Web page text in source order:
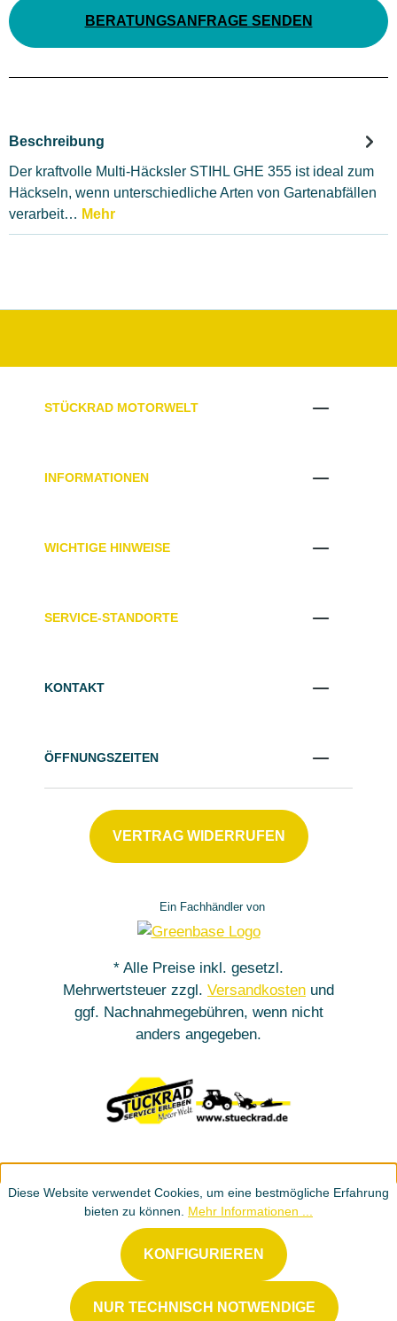
BERATUNGSANFRAGE SENDEN
Beschreibung
Der kraftvolle Multi-Häcksler STIHL GHE 355 ist ideal zum
Häckseln, wenn unterschiedliche Arten von Gartenabfällen
verarbeit… Mehr
STÜCKRAD MOTORWELT
INFORMATIONEN
WICHTIGE HINWEISE
SERVICE-STANDORTE
KONTAKT
ÖFFNUNGSZEITEN
VERTRAG WIDERRUFEN
Ein Fachhändler von
* Alle Preise inkl. gesetzl.
Mehrwertsteuer zzgl. Versandkosten und
ggf. Nachnahmegebühren, wenn nicht
anders angegeben.
Diese Website verwendet Cookies, um eine bestmögliche Erfahrung
bieten zu können. Mehr Informationen ...
NUR TECHNISCH NOTWENDIGE
KONFIGURIEREN